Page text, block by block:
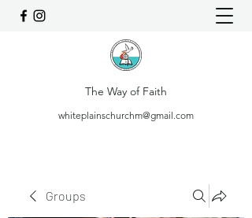
The Way of Faith
whiteplainschurchm@gmail.com
Groups